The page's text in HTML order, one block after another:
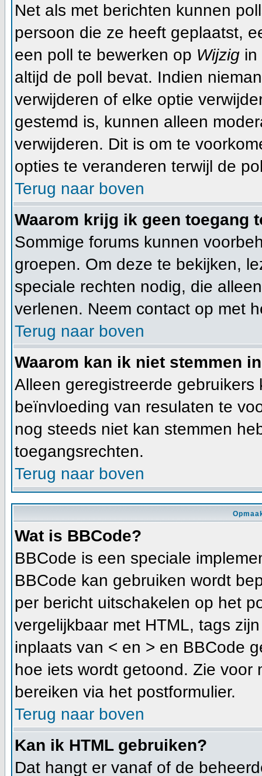
Net als met berichten kunnen
persoon die ze heeft geplaatst,
een poll te bewerken op Wijzig in
altijd de poll bevat. Indien
verwijderen of elke optie
gestemd is, kunnen alleen
verwijderen. Dit is om te
opties te veranderen terwijl de
Terug naar boven
Waarom krijg ik geen toegang
Sommige forums kunnen
groepen. Om deze te bekijken,
speciale rechten nodig, die
verlenen. Neem contact op met
Terug naar boven
Waarom kan ik niet stemmen
Alleen geregistreerde
beïnvloeding van resulaten te
nog steeds niet kan stemmen
toegangsrechten.
Terug naar boven
Wat is BBCode?
BBCode is een speciale
BBCode kan gebruiken wordt
per bericht uitschakelen op het
vergelijkbaar met HTML, tags
inplaats van < en > en BBCode
hoe iets wordt getoond. Zie voor
bereiken via het postformulier.
Terug naar boven
Kan ik HTML gebruiken?
Dat hangt er vanaf of de